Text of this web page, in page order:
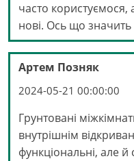
часто користуємося,
нові. Ось що значить
Артем Позняк
2024-05-21 00:00:00
Грунтовані
внутрішнім
функціональні, але